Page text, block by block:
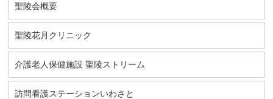
聖陵会概要
聖陵花月クリニック
介護老人保健施設 聖陵ストリーム
訪問看護ステーションいわさと